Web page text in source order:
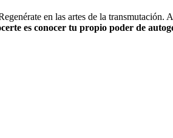
en las artes de la transmutación.
es conocer tu propio poder de